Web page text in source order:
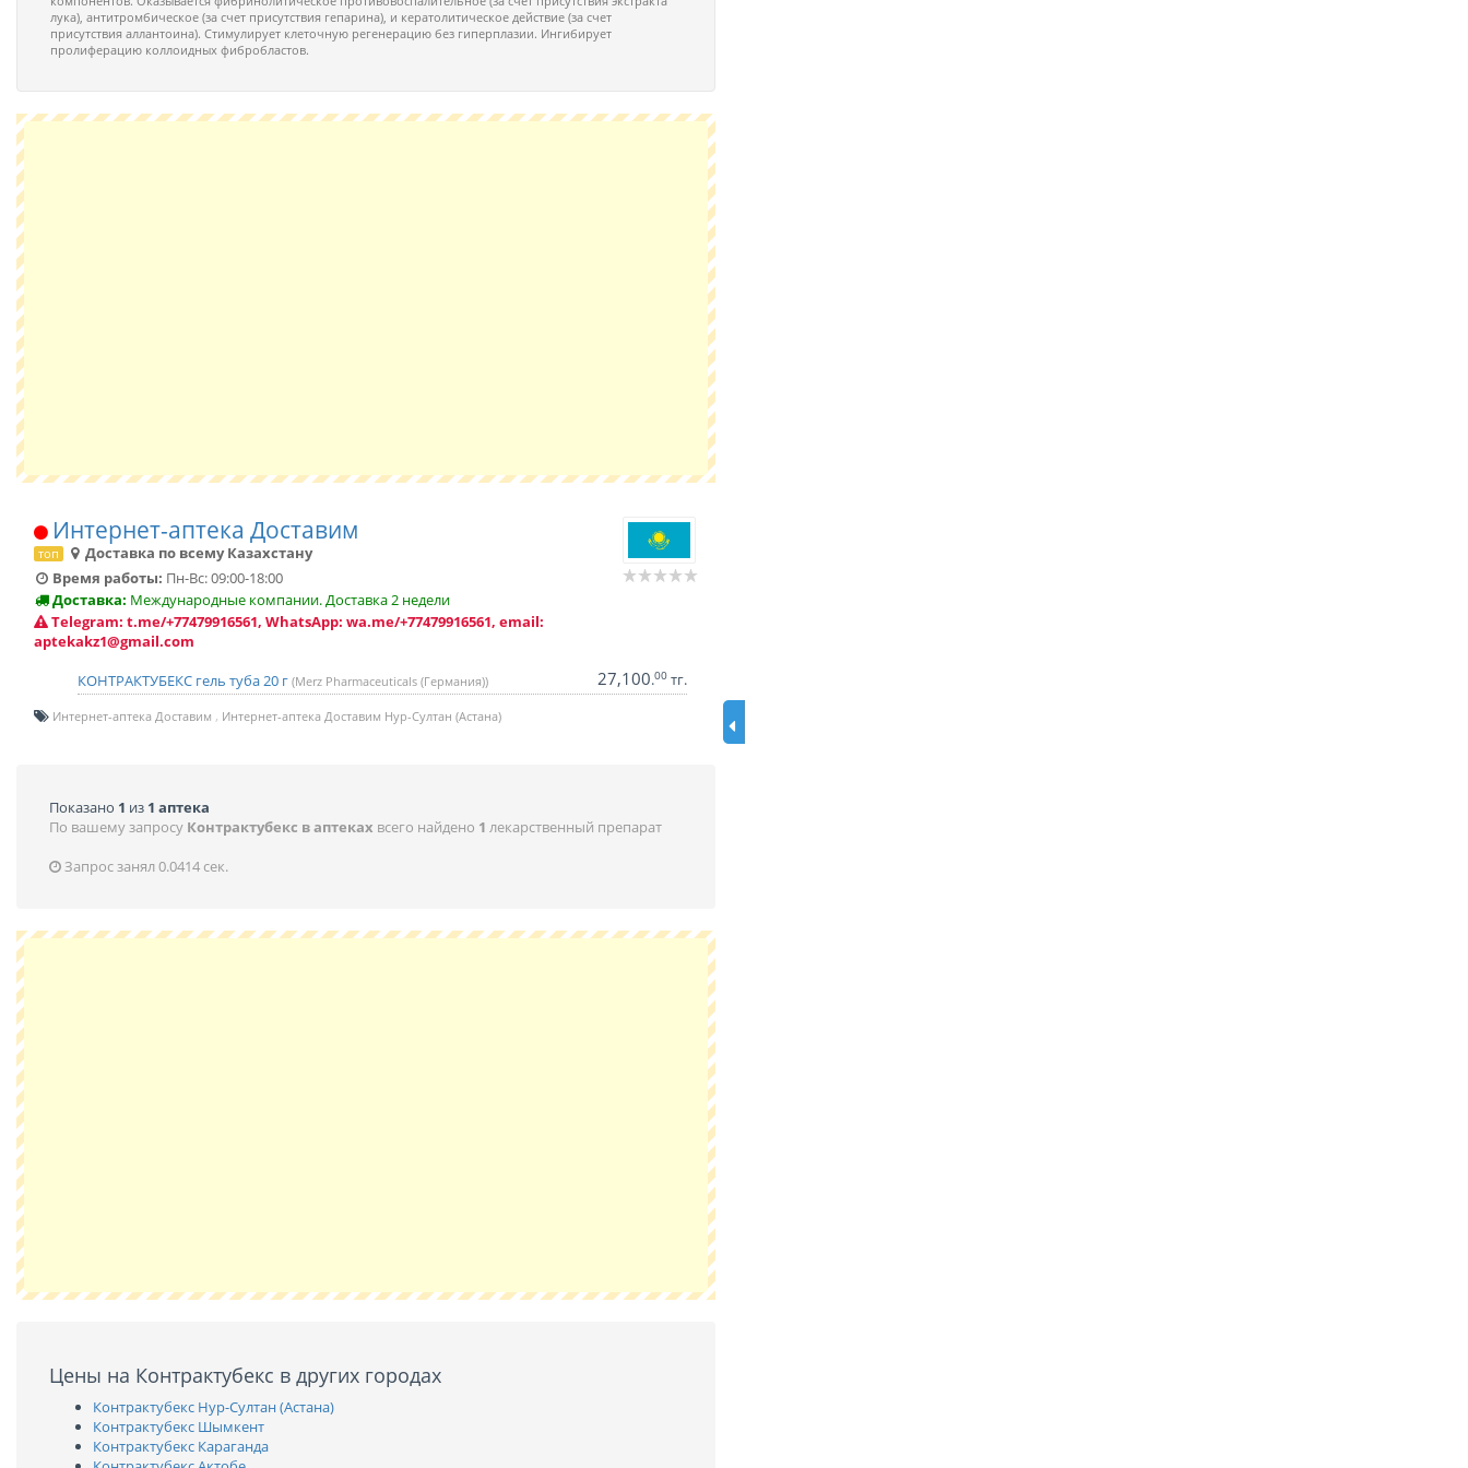
лука), антитромбическое (за счет присутствия гепарина), и кератолитическое действие (за счет
присутствия аллантоина). Стимулирует клеточную регенерацию без гиперплазии. Ингибирует
пролиферацию коллоидных фибробластов.
Интернет-аптека Доставим
топ
Доставка по всему Казахстану
Время работы: Пн-Вс: 09:00-18:00
Доставка: Международные компании. Доставка 2 недели
Telegram: t.me/+77479916561, WhatsApp: wa.me/+77479916561, email:
aptekakz1@gmail.com
КОНТРАКТУБЕКС гель туба 20 г (Merz Pharmaceuticals (Германия)) 27,100.00тг.
Интернет-аптека Доставим Интернет-аптека Доставим Нур-Султан (Астана)
Показано 1 из 1 аптека
По вашему запросу Контрактубекс в аптеках всего найдено 1 лекарственный препарат
Запрос занял 0.0414 сек.
Цены на Контрактубекс в других городах
Контрактубекс Нур-Султан (Астана)
Контрактубекс Шымкент
Контрактубекс Караганда